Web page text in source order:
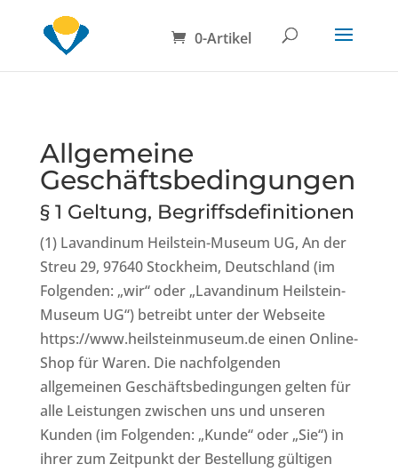
0-Artikel
Allgemeine
Geschäftsbedingungen
§ 1 Geltung, Begriffsdefinitionen
(1) Lavandinum Heilstein-Museum UG, An der
Streu 29, 97640 Stockheim, Deutschland (im
Folgenden: „wir“ oder „Lavandinum Heilstein-
Museum UG“) betreibt unter der Webseite
https://www.heilsteinmuseum.de einen Online-
Shop für Waren. Die nachfolgenden
allgemeinen Geschäftsbedingungen gelten für
alle Leistungen zwischen uns und unseren
Kunden (im Folgenden: „Kunde“ oder „Sie“) in
ihrer zum Zeitpunkt der Bestellung gültigen